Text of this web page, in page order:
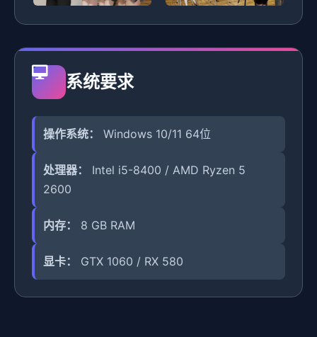
系统要求
操作系统： Windows 10/11 64位
处理器：
Intel i5-8400 / AMD Ryzen 5
2600
内存： 8 GB RAM
显卡： GTX 1060 / RX 580